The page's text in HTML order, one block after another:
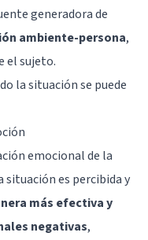
generadora de
ambiente-persona,
el sujeto.
la situación se puede
emocional de la
situación es percibida y
más efectiva y
negativas,